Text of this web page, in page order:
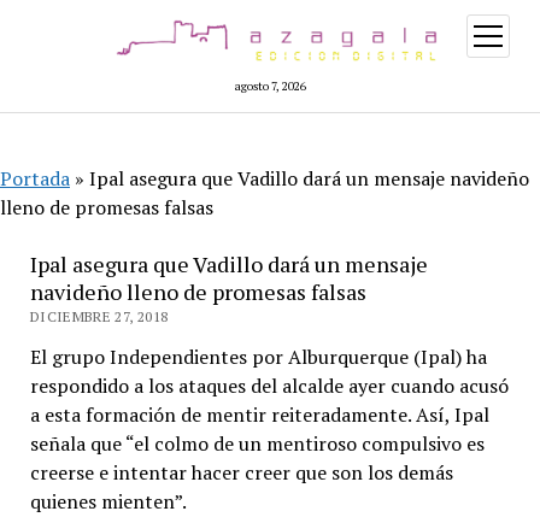
agosto 7, 2026
abrir
menú
Portada » Ipal asegura que Vadillo dará un mensaje navideño
lleno de promesas falsas
Ipal asegura que Vadillo dará un mensaje
navideño lleno de promesas falsas
DICIEMBRE 27, 2018
El grupo Independientes por Alburquerque (Ipal) ha
respondido a los ataques del alcalde ayer cuando acusó
a esta formación de mentir reiteradamente. Así, Ipal
señala que “el colmo de un mentiroso compulsivo es
creerse e intentar hacer creer que son los demás
quienes mienten”.